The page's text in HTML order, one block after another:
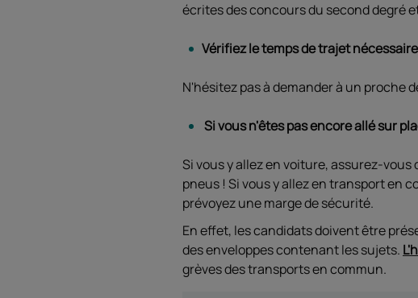
écrites des concours du second degré
Vérifiez le temps de trajet
N'hésitez pas à demander à un proche
Si vous n'êtes pas encore allé sur
Si vous y allez en voiture, assurez-
pneus ! Si vous y allez en transport en
prévoyez une marge de sécurité.
En effet, les candidats doivent être
des enveloppes contenant les sujets.
grèves des transports en commun.